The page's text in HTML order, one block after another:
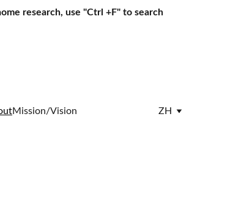
research, use "Ctrl +F" to search
Mission/Vision ZH